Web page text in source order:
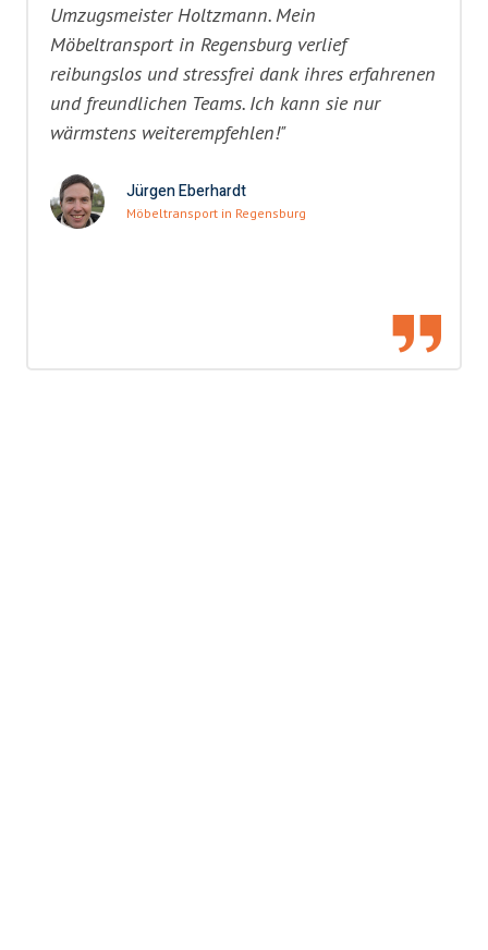
Umzugsmeister Holtzmann. Mein
Möbeltransport in Regensburg verlief
reibungslos und stressfrei dank ihres erfahrenen
und freundlichen Teams. Ich kann sie nur
wärmstens weiterempfehlen!"
Jürgen Eberhardt
Möbeltransport in Regensburg